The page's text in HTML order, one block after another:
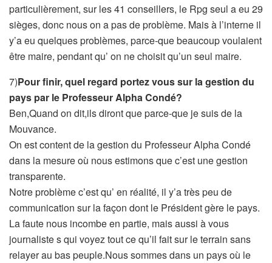
particulièrement, sur les 41 conseillers, le Rpg seul a eu 29
sièges, donc nous on a pas de problème. Mais à l’interne il
y’a eu quelques problèmes, parce-que beaucoup voulaient
être maire, pendant qu’ on ne choisit qu’un seul maire.
7)Pour finir, quel regard portez vous sur la gestion du
pays par le Professeur Alpha Condé?
Ben,Quand on dit,ils diront que parce-que je suis de la
Mouvance.
On est content de la gestion du Professeur Alpha Condé
dans la mesure où nous estimons que c’est une gestion
transparente.
Notre problème c’est qu’ en réalité, il y’a très peu de
communication sur la façon dont le Président gère le pays.
La faute nous incombe en partie, mais aussi à vous
journaliste s qui voyez tout ce qu’il fait sur le terrain sans
relayer au bas peuple.Nous sommes dans un pays où le